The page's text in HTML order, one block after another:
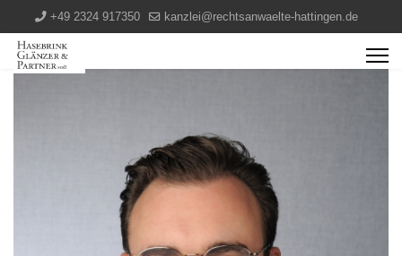
+49 2324 917350 kanzlei@rechtsanwaelte-hattingen.de